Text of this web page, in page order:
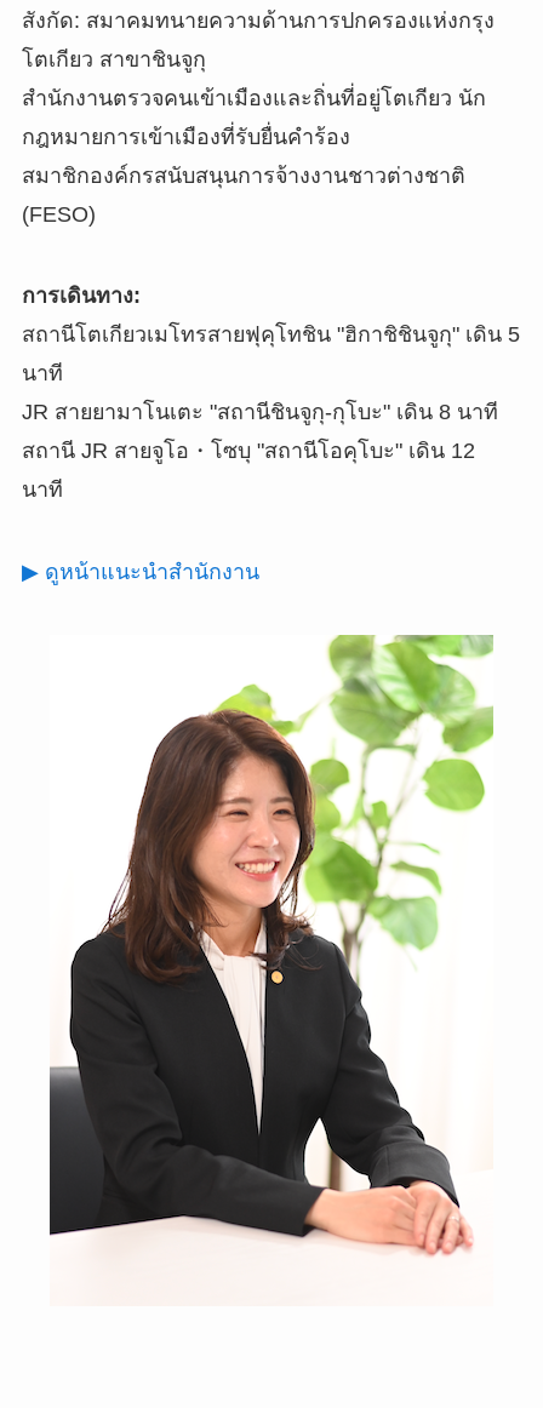
สังกัด: สมาคมทนายความด้านการปกครองแห่งกรุง
โตเกียว สาขาชินจูกุ
สำนักงานตรวจคนเข้าเมืองและถิ่นที่อยู่โตเกียว นัก
กฎหมายการเข้าเมืองที่รับยื่นคำร้อง
สมาชิกองค์กรสนับสนุนการจ้างงานชาวต่างชาติ
(FESO)
การเดินทาง:
สถานีโตเกียวเมโทรสายฟุคุโทชิน "ฮิกาชิชินจูกุ" เดิน 5
นาที
JR สายยามาโนเตะ "สถานีชินจูกุ-กุโบะ" เดิน 8 นาที
สถานี JR สายจูโอ・โซบุ "สถานีโอคุโบะ" เดิน 12
นาที
▶ ดูหน้าแนะนำสำนักงาน